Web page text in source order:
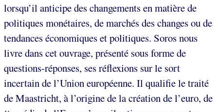
lorsqu’il anticipe des changements en matière de
politiques monétaires, de marchés des changes ou de
tendances économiques et politiques. Soros nous
livre dans cet ouvrage, présenté sous forme de
questions-réponses, ses réflexions sur le sort
incertain de l’Union européenne. Il qualifie le traité
de Maastricht, à l’origine de la création de l’euro, de